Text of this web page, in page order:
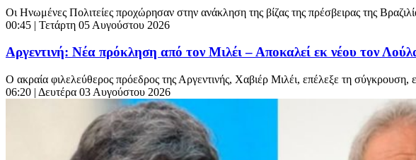
Οι Ηνωμένες Πολιτείες προχώρησαν στην ανάκληση της βίζας της πρέσβειρας της
00:45 | Τετάρτη 05 Αυγούστου 2026
Αργεντινή: Νέα πρόκληση από τον Μιλέι – Αποκαλεί εκ νέου τον
Ο ακραία φιλελεύθερος πρόεδρος της Αργεντινής, Χαβιέρ Μιλέι, επέλεξε τη σύγκρουση,
06:20 | Δευτέρα 03 Αυγούστου 2026